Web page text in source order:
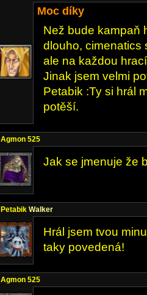
Moc díky
Než bude kampaň
dlouho, cimenatics
ale na každou
Jinak jsem velmi
Petabik :Ty si hrál
potěší.
Agmon 525
Jak se jmenuje že
Petabik Walker
Hrál jsem tvou
taky povedená!
Agmon 525